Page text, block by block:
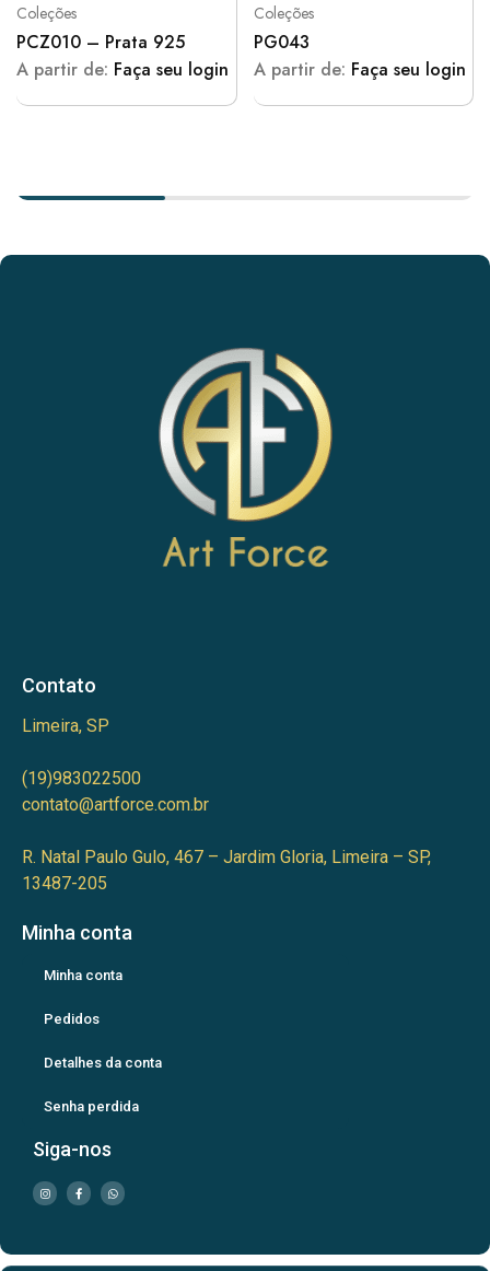
Coleções
PCZ010 – Prata 925
A partir de: Faça seu login
Coleções
PG043
A partir de: Faça seu login
Contato
Limeira, SP
(19)983022500
contato@artforce.com.br
R. Natal Paulo Gulo, 467 – Jardim Gloria, Limeira – SP,
13487-205
Minha conta
Minha conta
Pedidos
Detalhes da conta
Senha perdida
Siga-nos